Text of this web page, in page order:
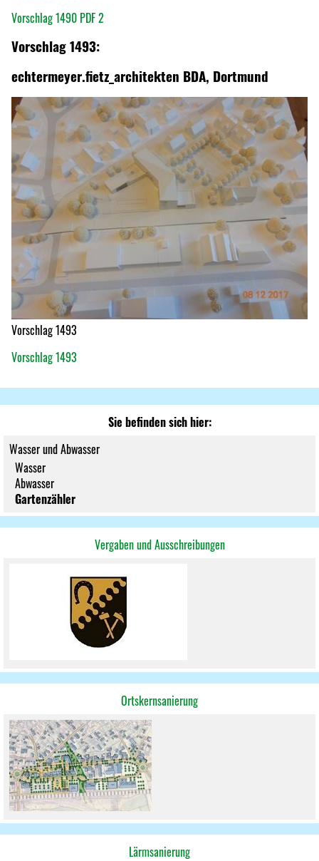
Vorschlag 1490 PDF 2
Vorschlag 1493:
echtermeyer.fietz_architekten BDA, Dortmund
Vorschlag 1493
Vorschlag 1493
Sie befinden sich hier:
Wasser und Abwasser
Wasser
Abwasser
Gartenzähler
Vergaben und Ausschreibungen
Ortskernsanierung
Lärmsanierung